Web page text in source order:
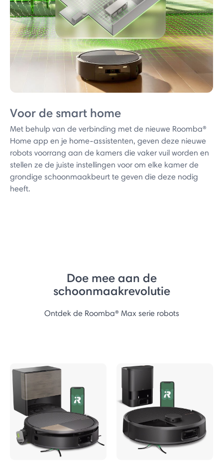
Voor de smart home
Met behulp van de verbinding met de nieuwe Roomba®
Home app en je home-assistenten, geven deze nieuwe
robots voorrang aan de kamers die vaker vuil worden en
stellen ze de juiste instellingen voor om elke kamer de
grondige schoonmaakbeurt te geven die deze nodig
heeft.
Doe mee aan de
schoonmaakrevolutie
Ontdek de Roomba® Max serie robots